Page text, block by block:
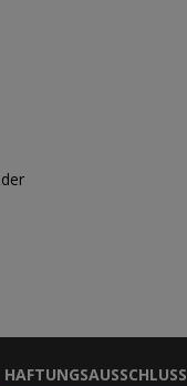
HAFTUNGSAUSSCHLUSS